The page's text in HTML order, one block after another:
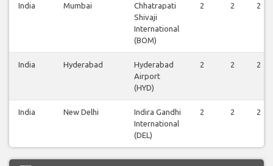
India Mumbai
Chhatrapati
Shivaji
International
(BOM)
2 2 2
India Hyderabad
Hyderabad
Airport
(HYD)
2 2 2
India New Delhi
Indira Gandhi
International
(DEL)
2 2 2